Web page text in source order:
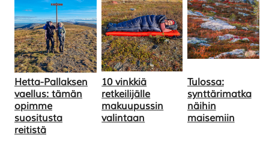
Hetta-Pallaksen
vaellus: tämän
opimme
suositusta
reitistä
10 vinkkiä
retkeilijälle
makuupussin
valintaan
Tulossa:
synttärimatka
näihin
maisemiin